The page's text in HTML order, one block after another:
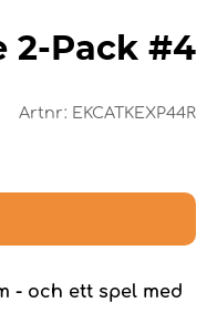
2-Pack #4
Artnr: EKCATKEXP44R
- och ett spel med